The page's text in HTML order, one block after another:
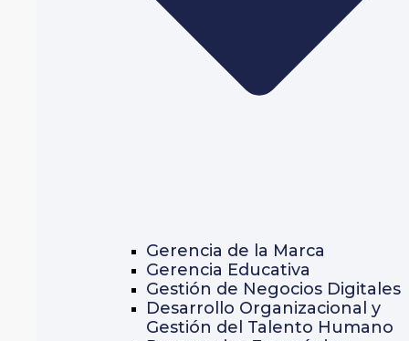
Gerencia de la Marca
Gerencia Educativa
Gestión de Negocios Digitales
Desarrollo Organizacional y
Gestión del Talento Humano